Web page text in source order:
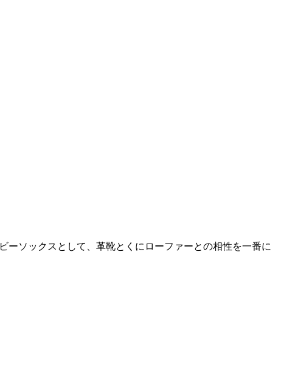
ソックスとして、革靴とくにローファーとの相性を一番に